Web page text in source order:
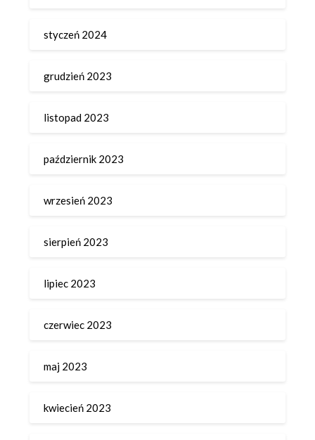
styczeń 2024
grudzień 2023
listopad 2023
październik 2023
wrzesień 2023
sierpień 2023
lipiec 2023
czerwiec 2023
maj 2023
kwiecień 2023